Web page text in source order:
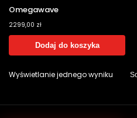
Omegawave
2299,00 zł
Dodaj do koszyka
Wyświetlanie jednego wyniku